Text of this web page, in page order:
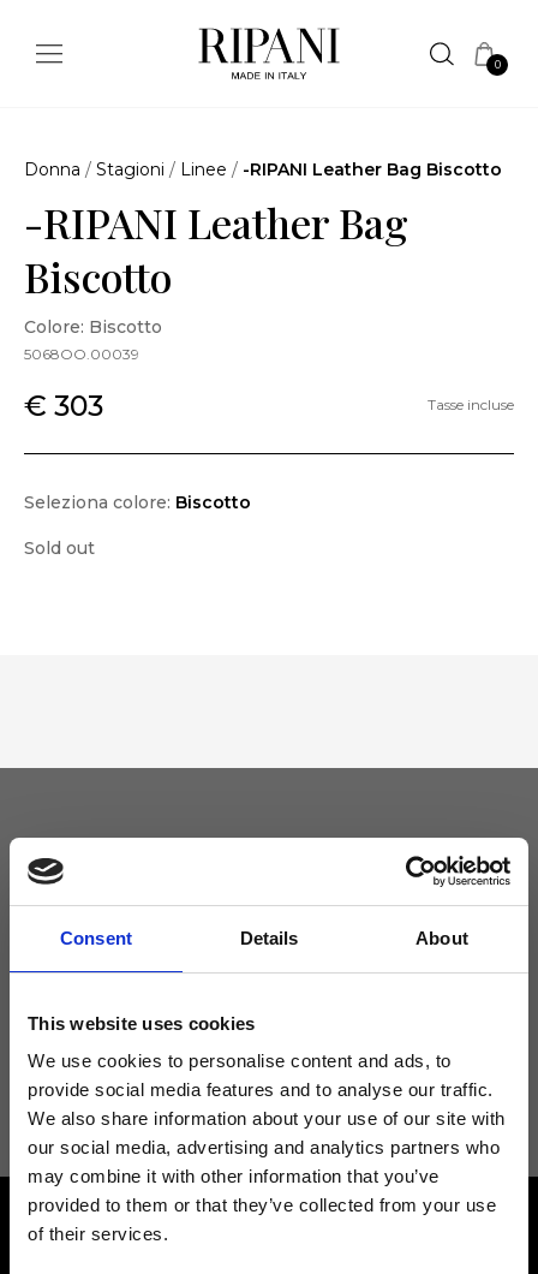
Consent Details About
This website uses cookies
We use cookies to personalise content and ads, to
provide social media features and to analyse our traffic.
We also share information about your use of our site with
our social media, advertising and analytics partners who
may combine it with other information that you’ve
provided to them or that they’ve collected from your use
of their services.
0
Donna / Stagioni / Linee / -RIPANI Leather Bag Biscotto
-RIPANI Leather Bag
Biscotto
Colore: Biscotto
5068OO.00039
€ 303 Tasse incluse
Seleziona colore: Biscotto
Sold out
Tieniti aggiornato
Non perdere le novità di Ripani, iscriviti alla newsletter!
Acconsento a ricevere novità e promo da Ripani. Per maggiori
informazioni consulta laPrivacy Policy.